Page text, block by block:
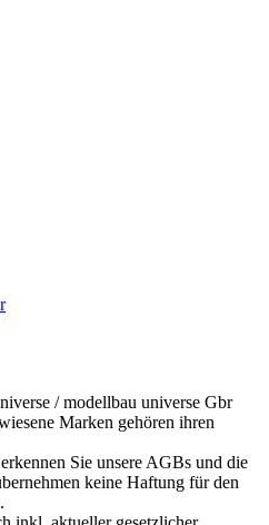
/ modellbau universe Gbr
Marken gehören ihren
Sie unsere AGBs und die
keine Haftung für den